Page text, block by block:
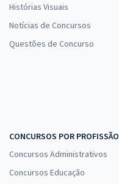
Histórias Visuais
Notícias de Concursos
Questões de Concurso
CONCURSOS POR PROFISSÃO
Concursos Administrativos
Concursos Educação